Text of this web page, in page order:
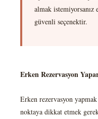
almak istemiyorsanız
güvenli seçenektir.
Erken Rezervasyon
Erken rezervasyon
noktaya dikkat etmek